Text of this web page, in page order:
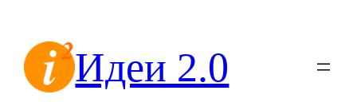
содержимомуИдеи 2.0